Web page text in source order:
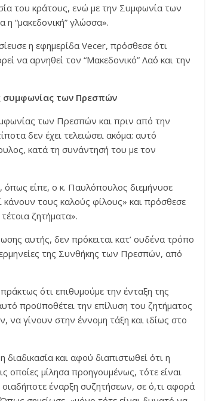
του κράτους, ενώ με την Συμφωνία των
“μακεδονική” γλώσσα».
η εφημερίδα Vecer, πρόσθεσε ότι
να αρνηθεί τον “Μακεδονικό” Λαό και την
συμφωνίας των Πρεσπών
των Πρεσπών και πριν από την
δεν έχει τελειώσει ακόμα: αυτό
κατά τη συνάντησή του με τον
είπε, ο κ. Παυλόπουλος διεμήνυσε
τους καλούς φίλους» και πρόσθεσε
ζητήματα».
αυτής, δεν πρόκειται κατ’ ουδένα τρόπο
της Συνθήκης των Πρεσπών, από
ότι επιθυμούμε την ένταξη της
προϋποθέτει την επίλυση του ζητήματος
να γίνουν στην έννομη τάξη και ιδίως στο
και αφού διαπιστωθεί ότι η
οποίες μίλησα προηγουμένως, τότε είναι
έναρξη συζητήσεων, σε ό,τι αφορά